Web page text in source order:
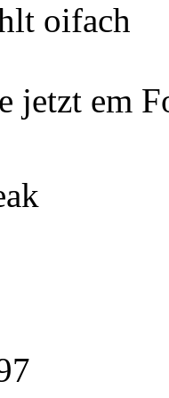
oifach
jetzt em